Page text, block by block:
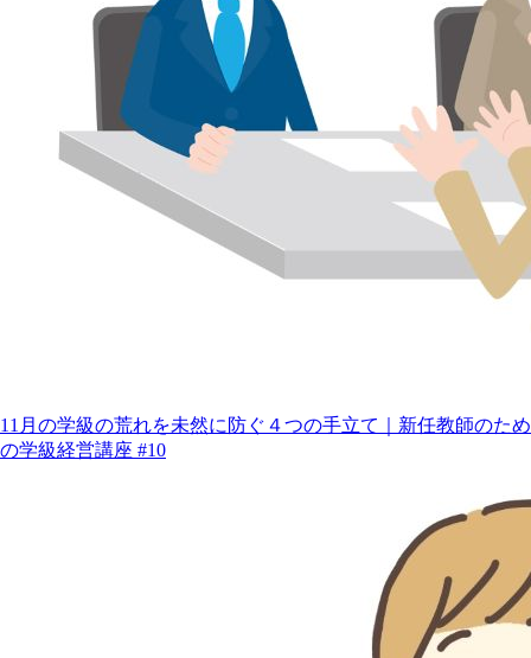
11月の学級の荒れを未然に防ぐ４つの手立て｜新任教師のため
の学級経営講座 #10